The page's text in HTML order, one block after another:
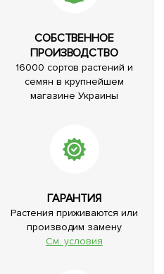
СОБСТВЕННОЕ
ПРОИЗВОДСТВО
16000 сортов растений и
семян в крупнейшем
магазине Украины
ГАРАНТИЯ
Растения приживаются или
производим замену
См. условия